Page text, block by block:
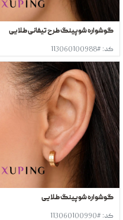
گوشواره شوپینگ طرح تیفانی طلایی
کد: #113060100988
گوشواره شوپینگ طلایی
کد: #113060100990